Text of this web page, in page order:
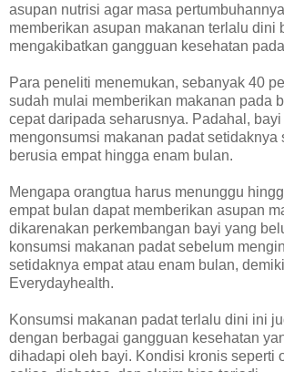
asupan nutrisi agar masa
memberikan asupan makanan terlalu dini
mengakibatkan gangguan kesehatan
Para peneliti menemukan, sebanyak 40
sudah mulai memberikan makanan pada
cepat daripada seharusnya. Padahal,
mengonsumsi makanan padat setidaknya
berusia empat hingga enam bulan.
Mengapa orangtua harus menunggu
empat bulan dapat memberikan asupan
dikarenakan perkembangan bayi yang
konsumsi makanan padat sebelum
setidaknya empat atau enam bulan,
Everydayhealth.
Konsumsi makanan padat terlalu dini ini
dengan berbagai gangguan kesehatan
dihadapi oleh bayi. Kondisi kronis seperti